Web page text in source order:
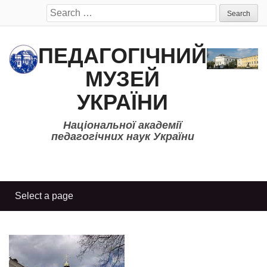
Search
for:
ПЕДАГОГІЧНИЙ
МУЗЕЙ
УКРАЇНИ
Національної академії
педагогічних наук України